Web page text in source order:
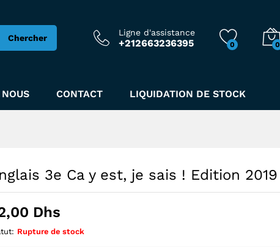
Chercher
Ligne d'assistance
+212663236395 0 0
CONTACT LIQUIDATION DE STOCK
3e Ca y est, je sais ! Edition 2019
Dhs
Rupture de stock